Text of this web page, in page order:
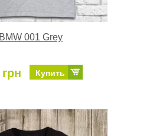
BMW 001 Grey
Купить